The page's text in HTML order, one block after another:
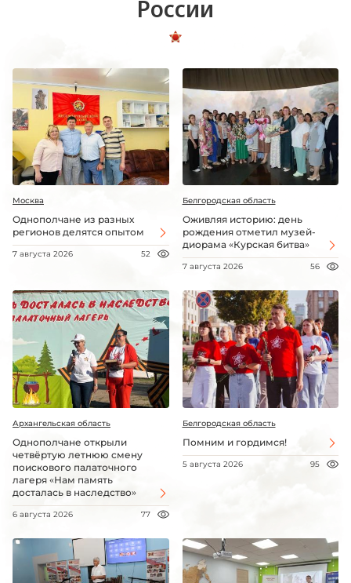
России
Москва
Однополчане из разных
регионов делятся опытом
7 августа 2026 52
Белгородская область
Оживляя историю: день
рождения отметил музей-
диорама «Курская битва»
7 августа 2026 56
Архангельская область
Однополчане открыли
четвёртую летнюю смену
поискового палаточного
лагеря «Нам память
досталась в наследство»
6 августа 2026 77
Белгородская область
Помним и гордимся!
5 августа 2026 95